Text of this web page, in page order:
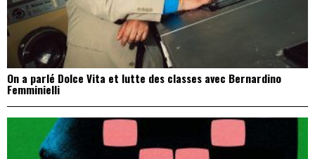
On a parlé Dolce Vita et lutte des classes avec Bernardino
Femminielli